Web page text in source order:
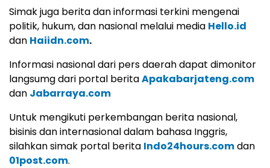
Simak juga berita dan informasi terkini mengenai
politik, hukum, dan nasional melalui media Hello.id
dan Haiidn.com.
Informasi nasional dari pers daerah dapat dimonitor
langsumg dari portal beritaApakabarjateng.com
dan Jabarraya.com
Untuk mengikuti perkembangan berita nasional,
bisinis dan internasional dalam bahasa Inggris,
silahkan simak portal berita Indo24hours.comdan
01post.com.